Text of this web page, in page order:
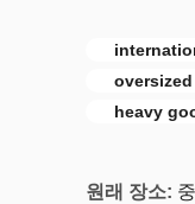
heavy
원래 장소: